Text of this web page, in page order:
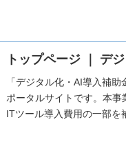
トップページ ｜ デ
「デジタル化・AI導入補
ポータルサイトです。本事
ITツール導入費用の一部を